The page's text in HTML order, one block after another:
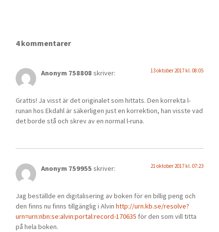
4 kommentarer
Anonym 758808 skriver: 13 oktober 2017 kl. 08:05
Grattis! Ja visst är det originalet som hittats. Den korrekta l-
runan hos Ekdahl är säkerligen just en korrektion, han visste vad
det borde stå och skrev av en normal l-runa.
Anonym 759955 skriver: 21 oktober 2017 kl. 07:23
Jag beställde en digitalisering av boken för en billig peng och
den finns nu finns tillgänglig i Alvin http://urn.kb.se/resolve?
urn=urn:nbn:se:alvin:portal:record-170635 för den som vill titta
på hela boken.